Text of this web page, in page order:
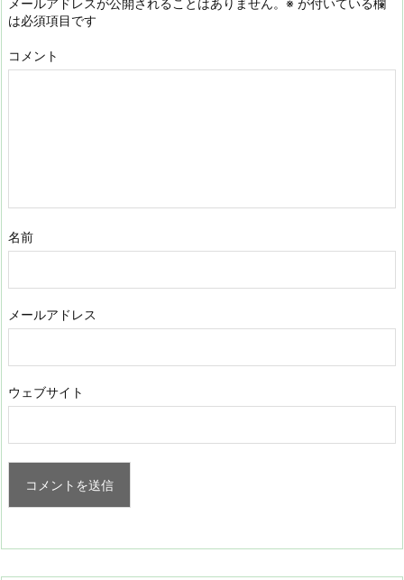
メールアドレスが公開されることはありません。 ※ が付いている欄
は必須項目です
コメント
名前
メールアドレス
ウェブサイト